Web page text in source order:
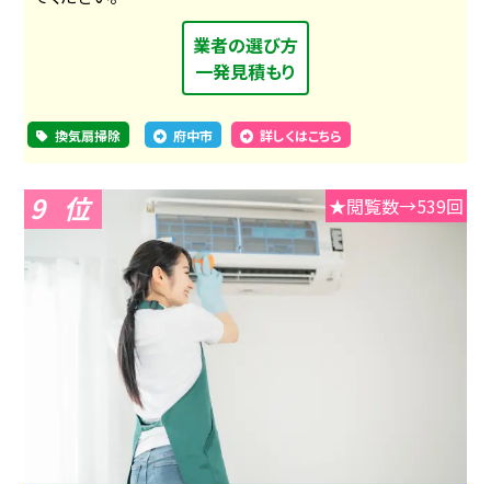
業者の選び方
一発見積もり
換気扇掃除 府中市 詳しくはこちら
9 ★閲覧数→539回